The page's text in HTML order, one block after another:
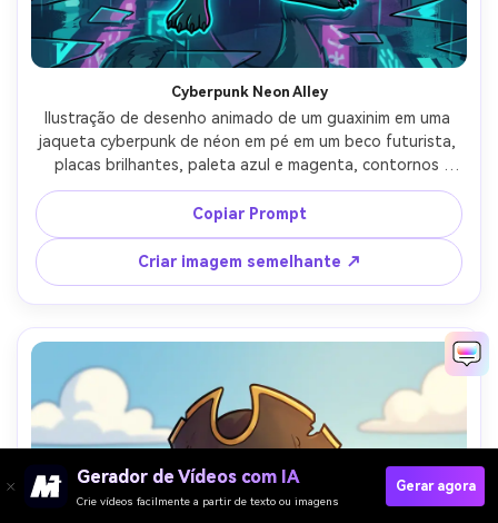
Cyberpunk Neon Alley
Ilustração de desenho animado de um guaxinim em uma
jaqueta cyberpunk de néon em pé em um beco futurista,
placas brilhantes, paleta azul e magenta, contornos
ousados com destaques de borda de néon, reflexos
estilizados da chuva, pose de rua confiante, humor
futurista de alta energia, lente de 85mm, profundidade
de campo rasa- -ar 4:5
Copiar Prompt
Criar imagem semelhante ↗
Gerador de Vídeos com IA
Crie vídeos facilmente a partir de texto ou imagens
Gerar agora